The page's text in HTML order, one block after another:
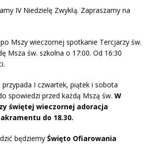
IV Niedzielę Zwykłą. Zapraszamy na
Mszy wieczornej spotkanie Tercjarzy św.
Msza św. szkolna o 17:00. Od 16:30
I czwartek, piątek i sobota
spowiedzi przed każdą Mszą św. W
świętej wieczornej adoracja
do 18.30.
będziemy Święto Ofiarowania